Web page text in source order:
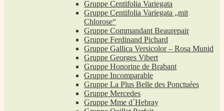
Gruppe Centifolia Variegata
Gruppe Centifolia Variegata „mit
Chlorose“
Gruppe Commandant Beaurepair
Gruppe Ferdinand Pichard
Gruppe Gallica Versicolor – Rosa Munid
Gruppe Georges Vibert
Gruppe Honorine de Brabant
Gruppe Incomparable
Gruppe La Plus Belle des Ponctuées
Gruppe Mercedes
Gruppe Mme d´Hebray